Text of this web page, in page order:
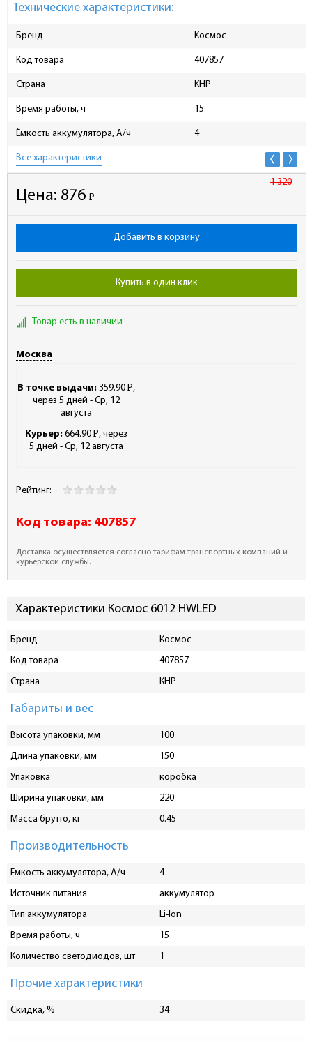
Технические характеристики:
Бренд Космос
Код товара 407857
Страна КНР
Время работы, ч 15
Ёмкость аккумулятора, А/ч 4
Все характеристики
Цена:
1 320
876 Р
-
Добавить в корзину
Купить в один клик
Товар есть в наличии
Москва
В точке выдачи: 359.90 Р
- ,
через 5 дней - Ср, 12
августа
Курьер: 664.90 Р
- , через
5 дней - Ср, 12 августа
Рейтинг:
Код товара: 407857
Доставка осуществляется согласно тарифам транспортных компаний и
курьерской службы.
Характеристики Космос 6012 HWLED
Бренд
Космос
Код товара
407857
Страна
КНР
Габариты и вес
Высота упаковки, мм
100
Длина упаковки, мм
150
Упаковка
коробка
Ширина упаковки, мм
220
Масса брутто, кг
0.45
Производительность
Ёмкость аккумулятора, А/ч
4
Источник питания
аккумулятор
Тип аккумулятора
Li-Ion
Время работы, ч
15
Количество светодиодов, шт
1
Прочие характеристики
Скидка, % 34